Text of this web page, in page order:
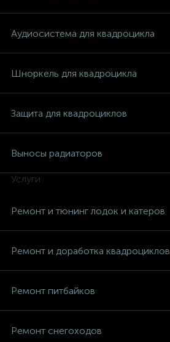
Аудиосистема для квадроцикла
Шноркель для квадроцикла
Защита для квадроциклов
Выносы радиаторов
Услуги
Ремонт и тюнинг лодок и катеров
Ремонт и доработка квадроциклов
Ремонт питбайков
Ремонт снегоходов